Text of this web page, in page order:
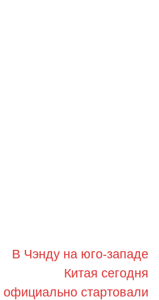
В Чэнду на юго-западе
Китая сегодня
официально стартовали